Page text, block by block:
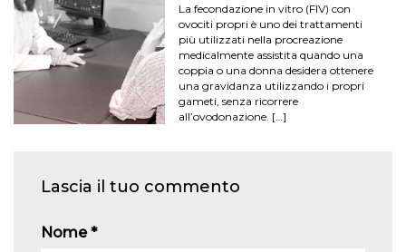
La fecondazione in vitro (FIV) con
ovociti propri è uno dei trattamenti
più utilizzati nella procreazione
medicalmente assistita quando una
coppia o una donna desidera ottenere
una gravidanza utilizzando i propri
gameti, senza ricorrere
all’ovodonazione. […]
Lascia il tuo commento
Nome*